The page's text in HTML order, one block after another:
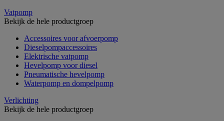
Vatpomp
Bekijk de hele productgroep
Accessoires voor afvoerpomp
Dieselpompaccessoires
Elektrische vatpomp
Hevelpomp voor diesel
Pneumatische hevelpomp
Waterpomp en dompelpomp
Verlichting
Bekijk de hele productgroep